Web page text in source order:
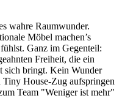
wahre Raumwunder.
Möbel machen’s
Ganz im Gegenteil:
Freiheit, die ein
sich bringt. Kein Wunder
Tiny House-Zug aufspringen
Team "Weniger ist mehr"